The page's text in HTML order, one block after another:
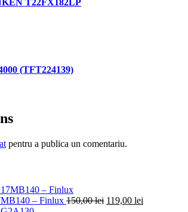
T22FX182LP
(TFT224139)
pentru a publica un comentariu.
– Finlux 150,00lei Prețul
119,00 lei